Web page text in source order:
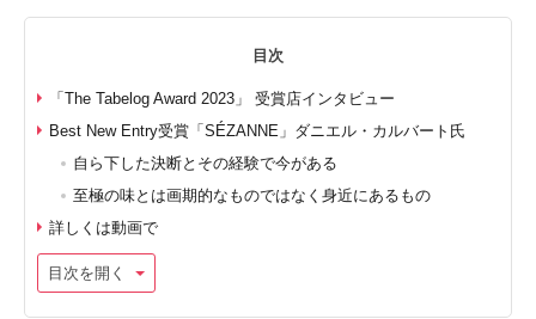
目次
「The Tabelog Award 2023」 受賞店インタビュー
Best New Entry受賞「SÉZANNE」ダニエル・カルバート氏
自ら下した決断とその経験で今がある
至極の味とは画期的なものではなく身近にあるもの
詳しくは動画で
目次を開く